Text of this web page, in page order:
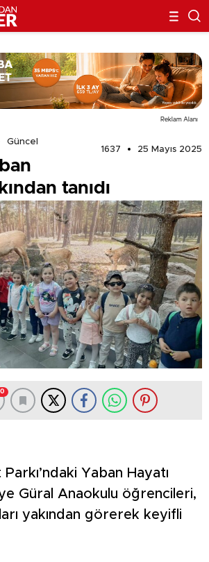
Reklam Alanı
Güncel
1637
25 Mayıs 2025
tanıdı
0
Yaban Hayatı
Güral Anaokulu öğrencileri,
yakından görerek keyifli